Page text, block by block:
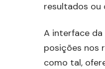
resultados ou
A interface da
posições nos
como tal,